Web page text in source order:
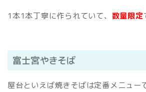
1本1本丁寧に作られていて、 数量限定
富士宮やきそば
屋台といえば焼きそばは定番メニュー